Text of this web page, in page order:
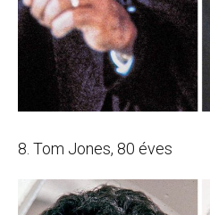
8. Tom Jones, 80 éves